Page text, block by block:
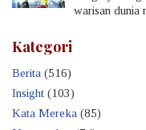
warisan dunia
Kategori
Berita (516)
Insight (103)
Kata Mereka (85)